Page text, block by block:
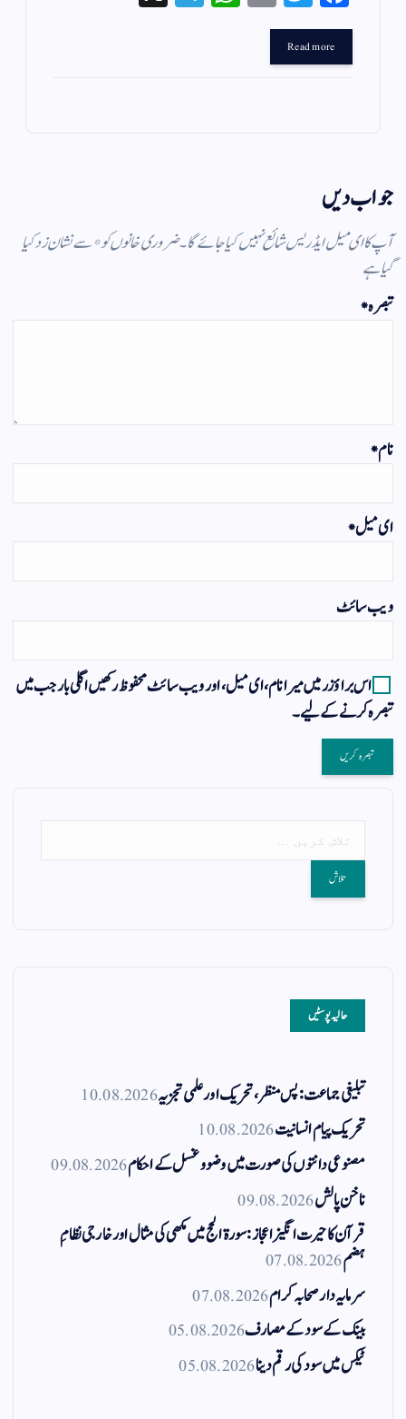
ce
bo
ok
wi
r
m
ha
le
Read more
جواب دیں
آپ کا ای میل ایڈریس شائع نہیں کیا جائے گا۔ضروری خانوں کو*سے نشان زد کیا
گیا ہے
تبصرہ*
نام*
ای میل*
ویب‌ سائٹ
اس براؤزر میں میرا نام، ای میل، اور ویب سائٹ محفوظ رکھیں اگلی بار جب میں
تبصرہ کرنے کےلیے۔
حالیہ پوسٹیں
تبلیغی جماعت: پس منظر، تحریک اور علمی تجزیہ10.08.2026
تحریک پیام انسانیت10.08.2026
مصنوعی دانتوں کی صورت میں وضو و غسل کے احکام09.08.2026
ناخن پالش09.08.2026
قرآن کا حیرت انگیز اعجاز: سورۃ الحج میں مکھی کی مثال اور خارجی نظامِ
ہضم07.08.2026
سرمایہ دار صحابہ کرام07.08.2026
بینک کے سود کے مصارف05.08.2026
ٹیکس میں سود کی رقم دینا05.08.2026